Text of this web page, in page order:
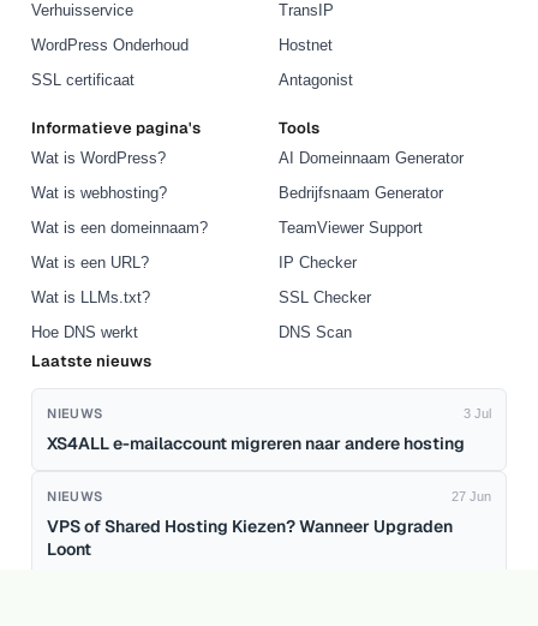
Verhuisservice
WordPress Onderhoud
SSL certificaat
TransIP
Hostnet
Antagonist
Informatieve pagina's
Wat is WordPress?
Wat is webhosting?
Wat is een domeinnaam?
Wat is een URL?
Wat is LLMs.txt?
Hoe DNS werkt
Tools
AI Domeinnaam Generator
Bedrijfsnaam Generator
TeamViewer Support
IP Checker
SSL Checker
DNS Scan
Laatste nieuws
NIEUWS 3 Jul
XS4ALL e-mailaccount migreren naar andere hosting
NIEUWS 27 Jun
VPS of Shared Hosting Kiezen? Wanneer Upgraden
Loont